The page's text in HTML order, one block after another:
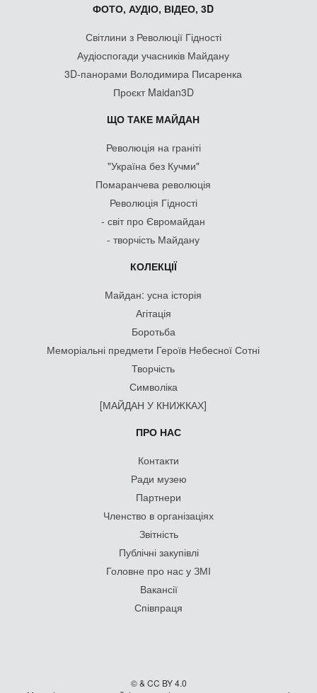
ФОТО, АУДІО, ВІДЕО, 3D
Світлини з Революції Гідності
Аудіоспогади учасників Майдану
3D-панорами Володимира Писаренка
Проєкт Maidan3D
ЩО ТАКЕ МАЙДАН
Революція на граніті
"Україна без Кучми"
Помаранчева революція
Революція Гідності
- світ про Євромайдан
- творчість Майдану
КОЛЕКЦІЇ
Майдан: усна історія
Агітація
Боротьба
Меморіальні предмети Героїв Небесної Сотні
Творчість
Символіка
[МАЙДАН У КНИЖКАХ]
ПРО НАС
Контакти
Ради музею
Партнери
Членство в організаціях
Звітність
Публічні закупівлі
Головне про нас у ЗМІ
Вакансії
Співпраця
© & CC BY 4.0